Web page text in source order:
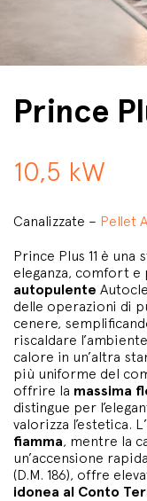
Prince
10,5 kW
Canalizzate – Pellet
Prince Plus 11 è una
eleganza, comfort e
autopulente
delle operazioni di
cenere,
riscaldare
calore in un’altra
più uniforme del
offrire la massima
distingue per
valorizza l’estetica.
fiamma, mentre la
un’accensione
(D.M. 186), offre
idonea al Conto